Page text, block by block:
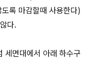
록 마감할때 사용한다)
다.
세면대에서 아래 하수구